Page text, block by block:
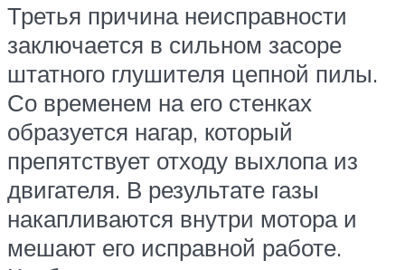
Третья причина неисправности
заключается в сильном засоре
штатного глушителя цепной пилы.
Со временем на его стенках
образуется нагар, который
препятствует отходу выхлопа из
двигателя. В результате газы
накапливаются внутри мотора и
мешают его исправной работе.